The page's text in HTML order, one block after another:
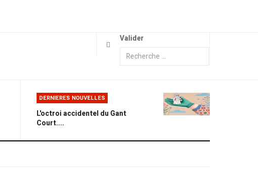
Valider
DERNIERES NOUVELLES
L'octroi accidentel du Gant
Court....